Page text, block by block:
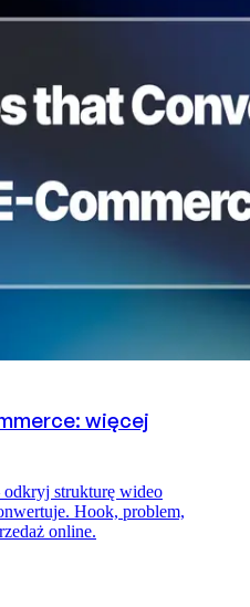
więcej
odkryj strukturę wideo
Hook, problem,
online.